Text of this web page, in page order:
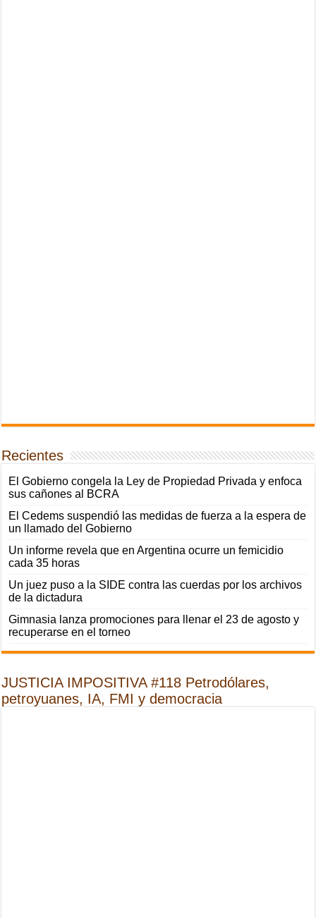
Recientes
El Gobierno congela la Ley de Propiedad Privada y enfoca
sus cañones al BCRA
El Cedems suspendió las medidas de fuerza a la espera de
un llamado del Gobierno
Un informe revela que en Argentina ocurre un femicidio
cada 35 horas
Un juez puso a la SIDE contra las cuerdas por los archivos
de la dictadura
Gimnasia lanza promociones para llenar el 23 de agosto y
recuperarse en el torneo
JUSTICIA IMPOSITIVA #118 Petrodólares,
petroyuanes, IA, FMI y democracia